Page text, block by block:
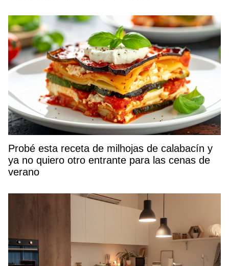
Probé esta receta de milhojas de calabacín y
ya no quiero otro entrante para las cenas de
verano